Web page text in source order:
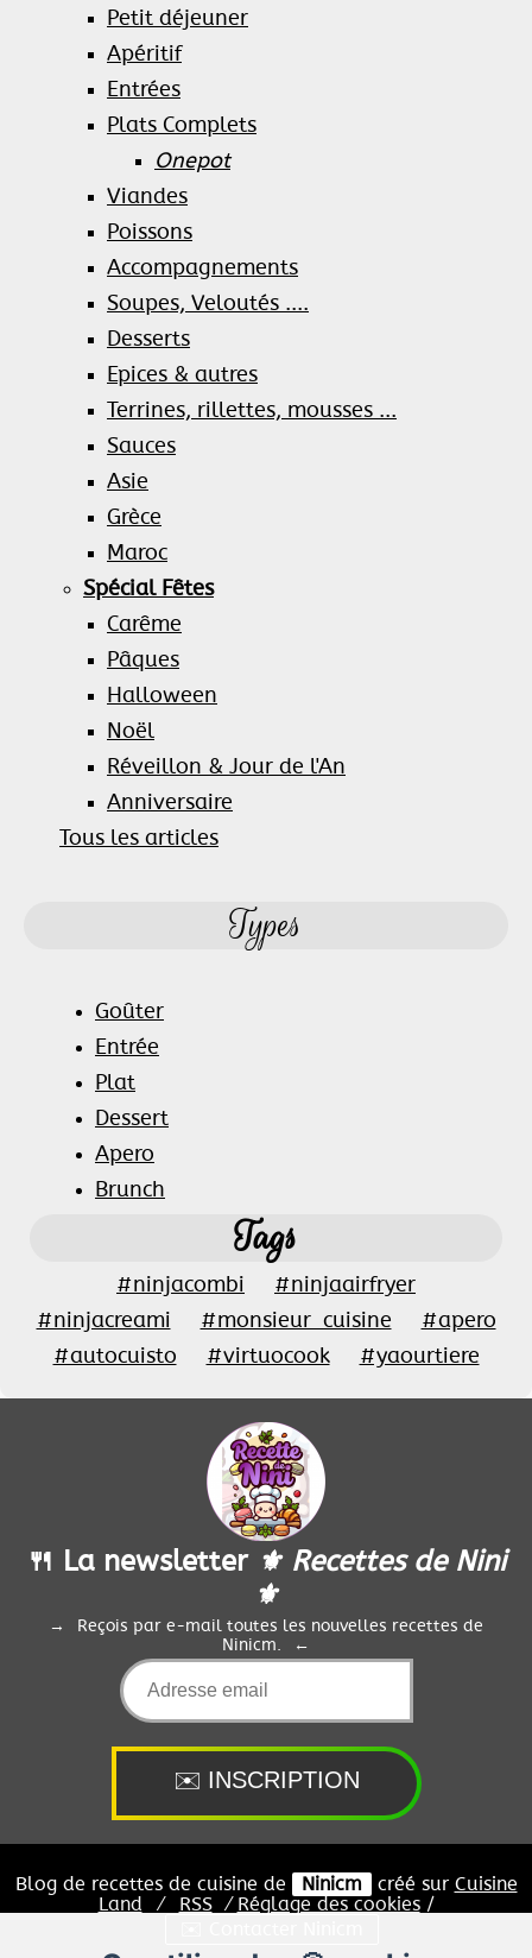
Petit déjeuner
Apéritif
Entrées
Plats Complets
Onepot
Viandes
Poissons
Accompagnements
Soupes, Veloutés ....
Desserts
Epices & autres
Terrines, rillettes, mousses ...
Sauces
Asie
Grèce
Maroc
Spécial Fêtes
Carême
Pâques
Halloween
Noël
Réveillon & Jour de l'An
Anniversaire
Tous les articles
Types
Goûter
Entrée
Plat
Dessert
Apero
Brunch
Tags
#ninjacombi
#ninjaairfryer
#ninjacreami
#monsieur_cuisine
#apero
#autocuisto
#virtuocook #yaourtiere
🍴 La newsletter ⚜️ Recettes de Nini
⚜️
Reçois par e-mail toutes les nouvelles recettes de
Ninicm.
Blog de recettes de cuisine de Ninicm créé sur Cuisine
Land
⁄ RSS ⁄ Réglage des cookies/